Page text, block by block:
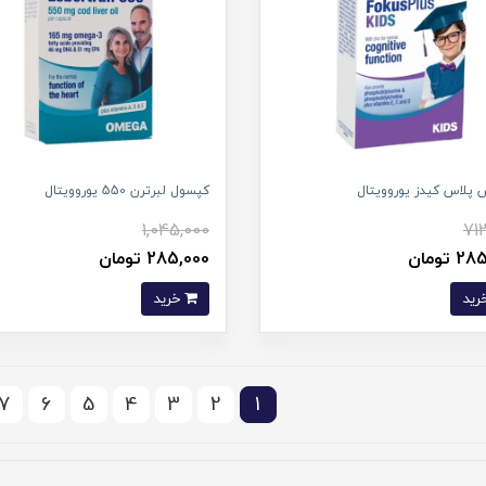
پلاس کیدز یوروویتال کپسول لبرترن 550 یوروویتال
1,045,000
285,000 تومان
خرید
1
2
3
4
5
6